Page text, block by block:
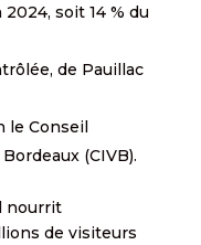
soit 14 % du
de Pauillac
le Conseil
(CIVB).
nourrit
de visiteurs